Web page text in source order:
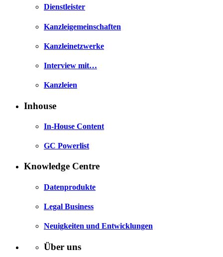
Dienstleister
Kanzleigemeinschaften
Kanzleinetzwerke
Interview mit…
Kanzleien
Inhouse
In-House Content
GC Powerlist
Knowledge Centre
Datenprodukte
Legal Business
Neuigkeiten und Entwicklungen
Über uns